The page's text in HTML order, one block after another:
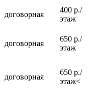
договорная
400 р./
этаж
договорная
650 р./
этаж
договорная
650 р./
этаж<